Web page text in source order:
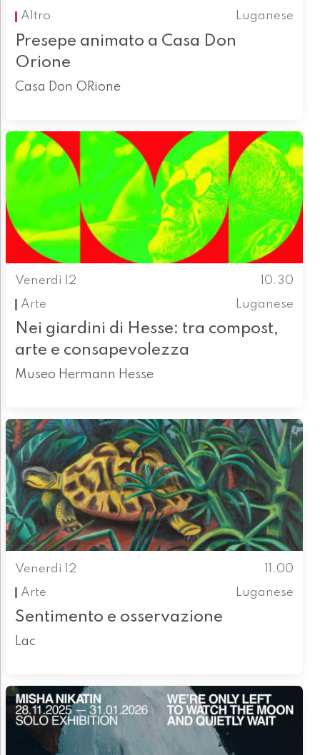
Altro
Luganese
Presepe animato a Casa Don
Orione
Casa Don ORione
Venerdì 12
10.30
Arte
Luganese
Nei giardini di Hesse: tra compost,
arte e consapevolezza
Museo Hermann Hesse
Venerdì 12
11.00
Arte
Luganese
Sentimento e osservazione
Lac